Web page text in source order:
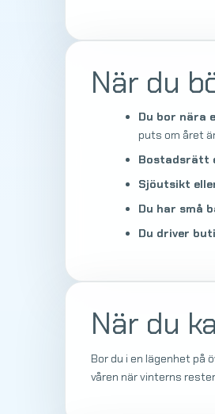
När du
Du bor nära
puts om året
Bostadsrätt
Sjöutsikt
Du har små
Du driver
När du
Bor du i en lägenhet på
våren när vinterns